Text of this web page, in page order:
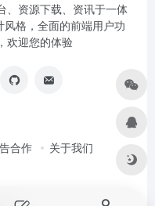
、资源下载、资讯于一体
格，全面的前端用户功
欢迎您的体验
合作 关于我们